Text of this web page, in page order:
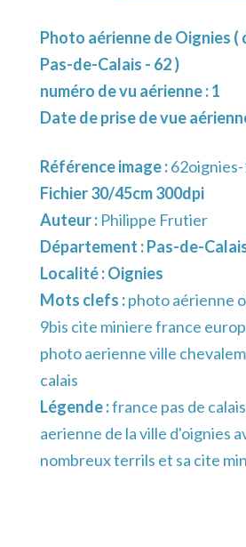
Photo aérienne de Oignies
Pas-de-Calais - 62 )
numéro de vu aérienne : 1
Date de prise de vue
Référence image :
Fichier 30/45cm 300dpi
Auteur : Philippe Frutier
Département :Pas-de-
Localité :Oignies
Mots clefs :photo aérienne
9bis cite miniere france
photo aerienne ville
calais
Légende :france pas de
aerienne de la ville d'oignies
nombreux terrils et sa cite